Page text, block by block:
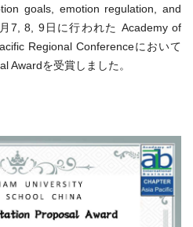
goals, emotion regulation, and
7, 8, 9日に行われた Academy of
Regional Conferenceにおいて
Awardを受賞しました。